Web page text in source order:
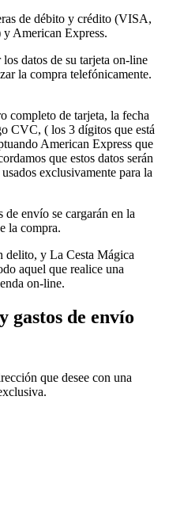
de débito y crédito (VISA,
American Express.
datos de su tarjeta on-line
la compra telefónicamente.
completo de tarjeta, la fecha
CVC, ( los 3 dígitos que está
American Express que
que estos datos serán
exclusivamente para la
envío se cargarán en la
la compra.
delito, y La Cesta Mágica
aquel que realice una
on-line.
gastos de envío
que desee con una